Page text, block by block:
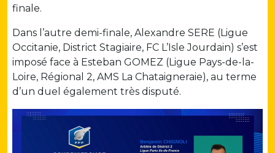
finale.
Dans l’autre demi-finale, Alexandre SERE (Ligue
Occitanie, District Stagiaire, FC L’Isle Jourdain) s’est
imposé face à Esteban GOMEZ (Ligue Pays-de-la-
Loire, Régional 2, AMS La Chataigneraie), au terme
d’un duel également très disputé.